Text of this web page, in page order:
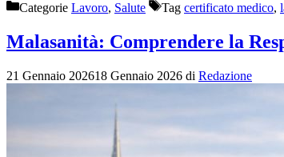
Categorie Lavoro, Salute Tag certificato medico,
Malasanità: Comprendere la
21 Gennaio 202618 Gennaio 2026 di Redazione